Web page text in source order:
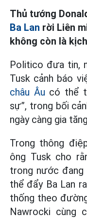
Thủ tướng
Ba Lan rời Liên
không còn là
Politico đưa tin,
Tusk cảnh báo
châu Âu có thể
sự”, trong bối
ngày càng gia
Trong thông
ông Tusk cho
trong nước
thể đẩy Ba Lan
thống theo
Nawrocki cùng